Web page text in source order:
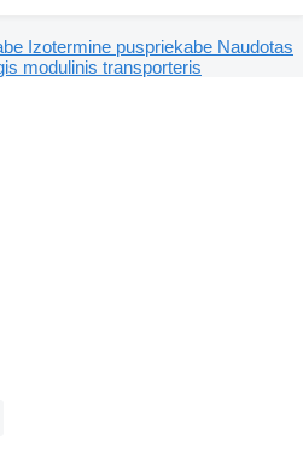
Izotermine puspriekabe Naudotas
modulinis transporteris